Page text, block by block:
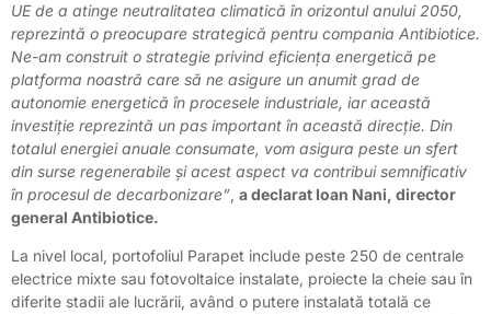
UE de a atinge neutralitatea climatică în orizontul anului 2050,
reprezintă o preocupare strategică pentru compania Antibiotice.
Ne-am construit o strategie privind eficiența energetică pe
platforma noastră care să ne asigure un anumit grad de
autonomie energetică în procesele industriale, iar această
investiție reprezintă un pas important în această direcție. Din
totalul energiei anuale consumate, vom asigura peste un sfert
din surse regenerabile și acest aspect va contribui semnificativ
în procesul de decarbonizare”, a declarat Ioan Nani, director
general Antibiotice.
La nivel local, portofoliul Parapet include peste 250 de centrale
electrice mixte sau fotovoltaice instalate, proiecte la cheie sau în
diferite stadii ale lucrării, având o putere instalată totală ce